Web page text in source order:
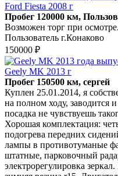
Ford Fiesta 2008 г
Пробег 120000 км,
Возможен торг при осмотре.
Пользователь г.Конаково
150000 ₽
Geely MK 2013 г
Пробег 150500 км, сергей
Куплен 25.01.2014, я
на полном ходу, заводится
посадка не чувствуешь
Хорошая комплектация:
подогрева передних
лампы в противотуманые
штатные, парковочный
электрорегулировка